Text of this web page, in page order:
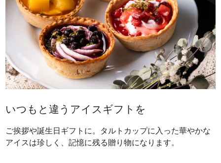
いつもと違うアイスギフトを
ご挨拶や誕生日ギフトに。タルトカップに入った華やかな
アイスは珍しく、記憶に残る贈り物になります。